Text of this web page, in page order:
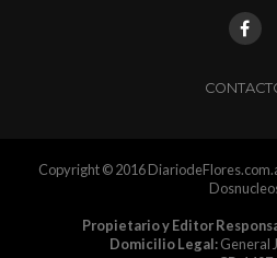
Copyright © 2016
Propietario y Editor
Domicilio Legal:General